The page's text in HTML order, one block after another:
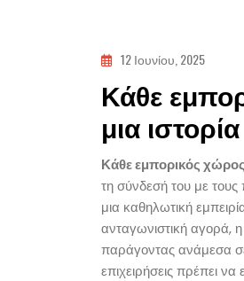
12 Ιουνίου, 2025
Κάθε
μια ιστορία
Κάθε εμπορικός χώρος
τη σύνδεσή του με τους
μια καθηλωτική
ανταγωνιστική αγορά, η
παράγοντας ανάμεσα
επιχειρήσεις πρέπει